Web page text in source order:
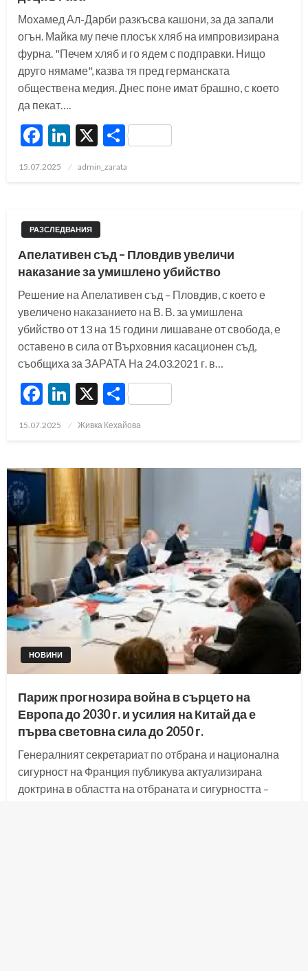
Мохамед Ал-Дарби разкъсва кашони, за да запали
огън. Майка му пече плосък хляб на импровизирана
фурна. "Печем хляб и го ядем с подправки. Нищо
друго нямаме", казва тя пред германската
обществена медия. Днес поне имат брашно, с което
да пекат….
Facebook
LinkedIn
X Share
Posted
15.07.2025 admin_zarata
РАЗСЛЕДВАНИЯ
Апелативен съд – Пловдив увеличи
наказание за умишлено убийство
Решение на Апелативен съд – Пловдив, с което е
увеличено наказанието на В. В. за умишлена
убийство от 13 на 15 години лишаване от свобода, е
оставено в сила от Върховния касационен съд,
съобщиха за ЗАРАТА На 24.03.2021 г. в…
Facebook
LinkedIn
X Share
Posted
15.07.2025 Живка Кехайова
НОВИНИ
Париж прогнозира война в сърцето на
Европа до 2030 г. и усилия на Китай да е
първа световна сила до 2050 г.
Генералният секретариат по отбрана и национална
сигурност на Франция публикува актуализирана
доктрина в областта на отбраната и сигурността –